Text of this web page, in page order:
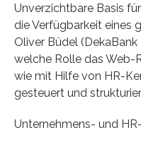
Unverzichtbare Basis
die Verfügbarkeit eines
Oliver Büdel
welche Rolle das Web-
wie mit Hilfe von HR-
gesteuert und
Unternehmens- und